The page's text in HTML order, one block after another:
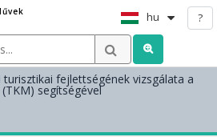
hu ?
fejlettségének vizsgálata a
segítségével